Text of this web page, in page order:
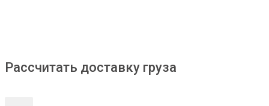
Рассчитать доставку груза